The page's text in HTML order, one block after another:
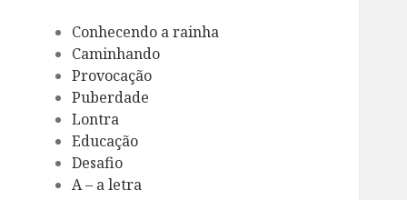
Conhecendo a rainha
Caminhando
Provocação
Puberdade
Lontra
Educação
Desafio
A – a letra